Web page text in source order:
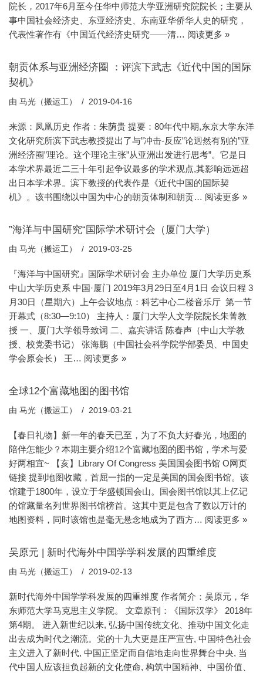
院长，2017年6月至今任华中师范大学亚洲研究院院长；主要从
事中国社会经济史、东亚经济史、东南亚华侨华人史的研究，
代表性著作有《中国近代经济史研究——清… 阅读更多 »
朝贡体系与亚洲经济圈 ：评滨下武志《近代中国的国际
契机》
由 马光（搬运工） 2019-04-16
来源：凤凰历史 作者：朱荫贵 提要：80年代中期,东京大学东洋
文化研究所滨下武志教授提出了与”冲击-反应”论迥然有别的”亚
洲经济圈”理论。这个理论主张”从亚洲出发进行思考”。它是日
本学术界最近二三十年引起争议最多的学术观点,其影响远远超
出日本学术界。滨下教授的代表作是《近代中国的国际契
机》。该书围绕以中国为中心的朝贡体制和朝贡… 阅读更多 »
”海洋与中国研究“国际学术研讨会（厦门大学）
由 马光（搬运工） 2019-03-25
『海洋与中国研究』国际学术研讨会 主办单位 厦门大学历史系
中山大学历史系 中国·厦门 2019年3月29日至4月1日 会议日程 3
月30日（星期六）上午会议地点：科艺中心二楼音乐厅 第一节
开幕式（8:30—9:10） 主持人：厦门大学人文学院院长朱菁教
授 一、厦门大学领导致词 二、嘉宾讲话 陈春声（中山大学教
授、校党委书记） 张海鹏（中国社会科学院学部委员、中国史
学会原会长） 王… 阅读更多 »
全球12个富藏地图的图书馆
由 马光（搬运工） 2019-03-21
【春日礼物】新一年的春天已至，为了不负大好春光，地图的
陪伴怎能少？本期主要介绍12个富藏地图的图书馆，学术与爱
好两相宜~ 【亥】Library Of Congress 美国国会图书馆 O网页
链接 提到地图收藏，首屈一指的一定是美国的国会图书馆。该
馆建于1800年，设立于华盛顿国会山。国会图书馆以其上亿记
的馆藏量名列世界图书馆榜首。这其中更是包含了数以万计的
地图资料，同时该馆也是毫无悬念地成为了西方… 阅读更多 »
吴原元 | 新时代海外中国学学科发展的四重维度
由 马光（搬运工） 2019-02-13
新时代海外中国学学科发展的四重维度 作者简介：吴原元，华
东师范大学马克思主义学院。 文章原刊：《国际汉学》 2018年
第4期。 进入新世纪以来, 弘扬中国传统文化、推动中国文化走
出去成为时代之潮流。党的十九大更是庄严宣告, 中国特色社会
主义进入了新时代, 中国正坚定而自信地走向世界舞台中央, 当
代中国人应该担负起新的文化使命, 构筑中国精神、中国价值、